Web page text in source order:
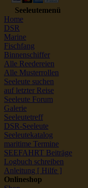
Seeleutemenü
Home
DSR
Marine
Fischfang
Binnenschiffer
Alle Reedereien
Alle Musterrollen
Seeleute suchen
auf letzter Reise
Seeleute Forum
Galerie
Seeleutetreff
DSR-Seeleute
Seeleutekatalog
maritime Termine
SEEFAHRT Beiträge
Logbuch schreiben
Anleitung [ Hilfe ]
Onlineshop